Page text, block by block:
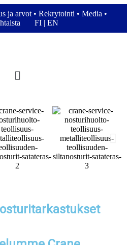
ja arvot• Rekrytointi • Media •
FI | EN